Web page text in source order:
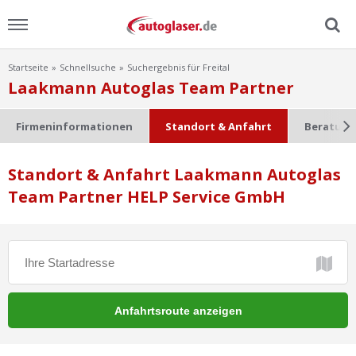
Menu
Home
Ratgeber
Scheibensuche
Startseite Schnellsuche Suchergebnis für Freital
Laakmann Autoglas Team Partner
Firmeninformationen Standort & Anfahrt
Standort & Anfahrt Laakmann Autoglas
Team Partner HELP Service GmbH